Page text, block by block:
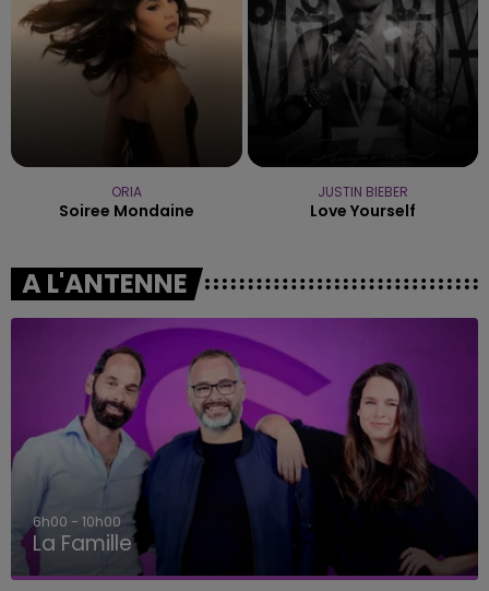
ORIA
Soiree Mondaine
JUSTIN BIEBER
Love Yourself
A L'ANTENNE
6h00 - 10h00
La Famille